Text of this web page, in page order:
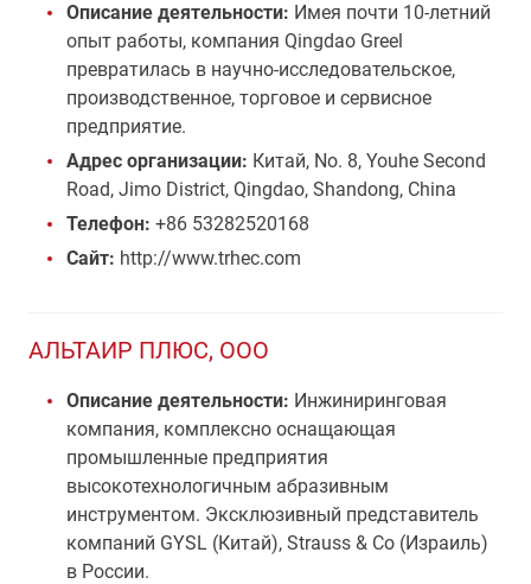
Описание деятельности: Имея почти 10-летний
опыт работы, компания Qingdao Greel
превратилась в научно-исследовательское,
производственное, торговое и сервисное
предприятие.
Адрес организации: Китай, No. 8, Youhe Second
Road, Jimo District, Qingdao, Shandong, China
Телефон: +86 53282520168
Сайт: http://www.trhec.com
АЛЬТАИР ПЛЮС, ООО
Описание деятельности: Инжиниринговая
компания, комплексно оснащающая
промышленные предприятия
высокотехнологичным абразивным
инструментом. Эксклюзивный представитель
компаний GYSL (Китай), Strauss & Co (Израиль)
в России.